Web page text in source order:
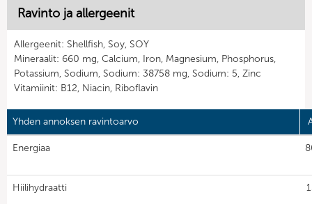
Ravinto ja allergeenit
Allergeenit: Shellfish, Soy, SOY
Mineraalit: 660 mg, Calcium, Iron, Magnesium, Phosphorus,
Potassium, Sodium, Sodium: 38758 mg, Sodium: 5, Zinc
Vitamiinit: B12, Niacin, Riboflavin
Yhden annoksen ravintoarvo
Energiaa
Hiilihydraatti